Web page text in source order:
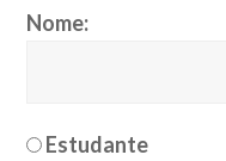
Nome:
Estudante